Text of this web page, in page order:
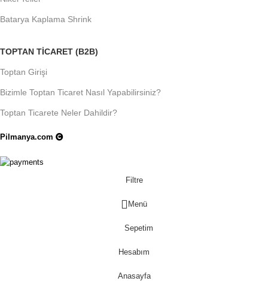
Batarya Kaplama Shrink
TOPTAN TICARET (B2B)
Toptan Girişi
Bizimle Toptan Ticaret Nasıl Yapabilirsiniz?
Toptan Ticarete Neler Dahildir?
Pilmanya.com
Filtre
Menü
Sepetim
Hesabım
Anasayfa